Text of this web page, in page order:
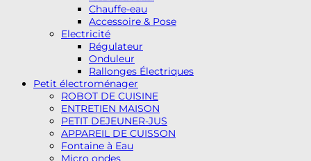
Chauffe-eau
Accessoire & Pose
Electricité
Régulateur
Onduleur
Rallonges Électriques
Petit électroménager
ROBOT DE CUISINE
ENTRETIEN MAISON
PETIT DEJEUNER-JUS
APPAREIL DE CUISSON
Fontaine à Eau
Micro ondes